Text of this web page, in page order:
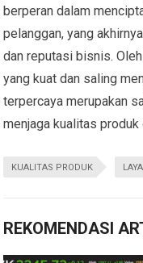
berperan dalam
pelanggan, yang
dan reputasi bisnis.
yang kuat dan saling
terpercaya merupakan
menjaga kualitas produk
KUALITAS PRODUK
REKOMENDASI